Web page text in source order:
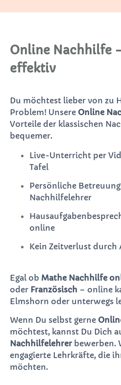
Online Nachhilfe
effektiv
Du möchtest lieber von zu
Problem! Unsere Online
Vorteile der klassischen
bequemer.
Live-Unterricht per
Tafel
Persönliche
Nachhilfelehrer
online
Kein Zeitverlust durch
Egal ob Mathe Nachhilfe
oder Französisch – online
Elmshorn oder unterwegs
Wenn Du selbst gerne
möchtest, kannst Du Dich
Nachhilfelehrerbewerben.
engagierte Lehrkräfte, die
möchten.